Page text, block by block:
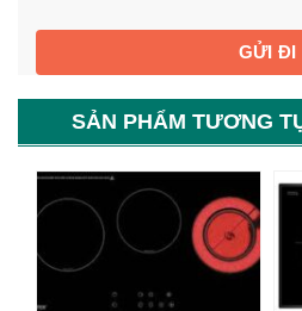
SẢN PHẨM TƯƠNG